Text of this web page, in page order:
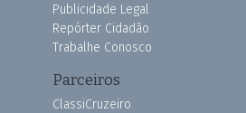
Publicidade Legal
Repórter Cidadão
Trabalhe Conosco
Parceiros
ClassiCruzeiro